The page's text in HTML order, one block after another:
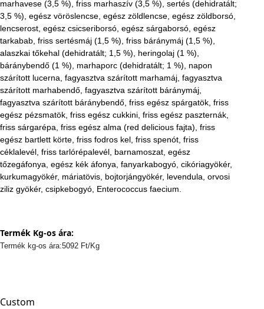
marhavese (3,5 %), friss marhaszív (3,5 %), sertés (dehidratált;
3,5 %), egész vöröslencse, egész zöldlencse, egész zöldborsó,
lencserost, egész csicseriborsó, egész sárgaborsó, egész
tarkabab, friss sertésmáj (1,5 %), friss báránymáj (1,5 %),
alaszkai tőkehal (dehidratált; 1,5 %), heringolaj (1 %),
báránybendő (1 %), marhaporc (dehidratált; 1 %), napon
szárított lucerna, fagyasztva szárított marhamáj, fagyasztva
szárított marhabendő, fagyasztva szárított báránymáj,
fagyasztva szárított báránybendő, friss egész spárgatök, friss
egész pézsmatök, friss egész cukkini, friss egész paszternák,
friss sárgarépa, friss egész alma (red delicious fajta), friss
egész bartlett körte, friss fodros kel, friss spenót, friss
céklalevél, friss tarlórépalevél, barnamoszat, egész
tőzegáfonya, egész kék áfonya, fanyarkabogyó, cikóriagyökér,
kurkumagyökér, máriatövis, bojtorjángyökér, levendula, orvosi
ziliz gyökér, csipkebogyó, Enterococcus faecium.
Termék Kg-os ára:
Termék kg-os ára:5092 Ft/Kg
Custom